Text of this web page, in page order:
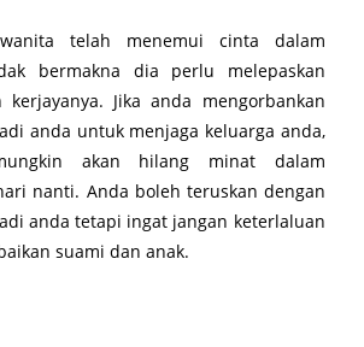
telah menemui cinta dalam
bermakna dia perlu melepaskan
kerjayanya. Jika anda mengorbankan
anda untuk menjaga keluarga anda,
akan hilang minat dalam
nanti. Anda boleh teruskan dengan
anda tetapi ingat jangan keterlaluan
suami dan anak.